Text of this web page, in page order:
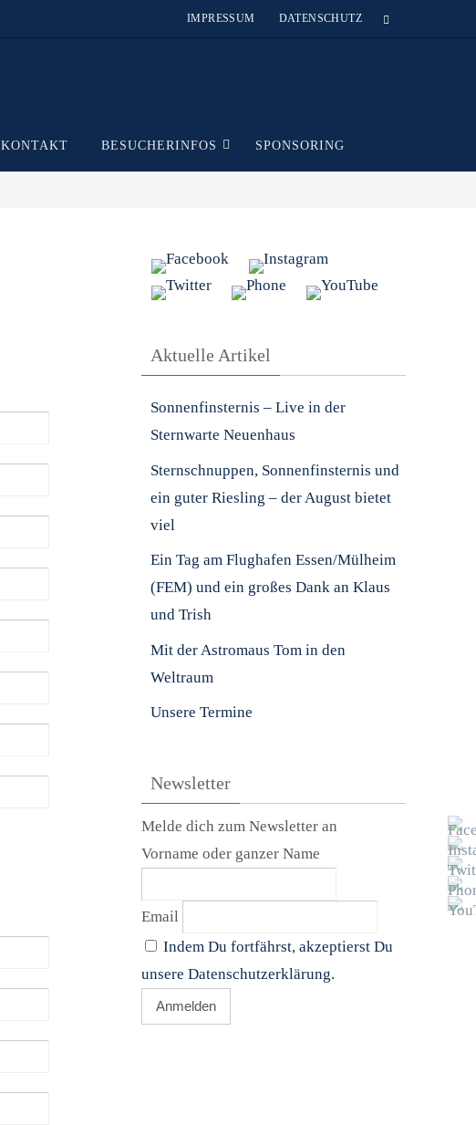
IMPRESSUM DATENSCHUTZ
KONTAKT BESUCHERINFOS SPONSORING
Aktuelle Artikel
Sonnenfinsternis – Live in der
Sternwarte Neuenhaus
Sternschnuppen, Sonnenfinsternis und
ein guter Riesling – der August bietet
viel
Ein Tag am Flughafen Essen/Mülheim
(FEM) und ein großes Dank an Klaus
und Trish
Mit der Astromaus Tom in den
Weltraum
Unsere Termine
Newsletter
Melde dich zum Newsletter an
Vorname oder ganzer Name
Email
Indem Du fortfährst, akzeptierst Du
unsere Datenschutzerklärung.